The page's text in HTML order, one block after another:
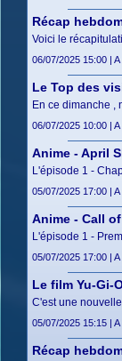
Récap
Voici le
06/07/2025 15:00 | A
Le Top des
En ce dimanche ,
06/07/2025 10:00 | A
Anime - April
L'épisode 1 -
05/07/2025 17:00 | A
Anime - Call
L'épisode 1 -
05/07/2025 17:00 | A
Le film Yu-Gi-
C'est une
05/07/2025 15:15 | A
Récap